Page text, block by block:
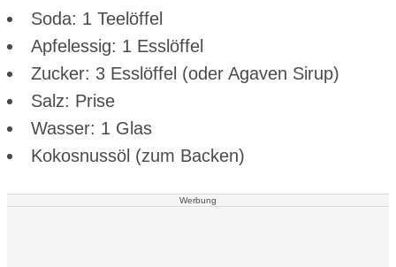
Soda: 1 Teelöffel
Apfelessig: 1 Esslöffel
Zucker: 3 Esslöffel (oder Agaven Sirup)
Salz: Prise
Wasser: 1 Glas
Kokosnussöl (zum Backen)
Werbung